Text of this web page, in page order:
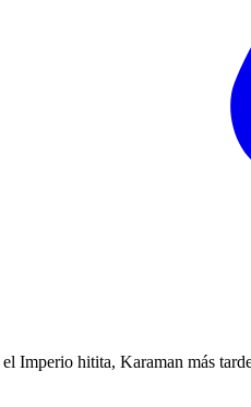
Imperio hitita, Karaman más